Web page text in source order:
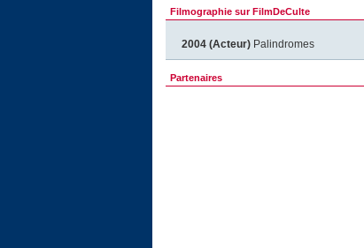
Filmographie sur FilmDeCulte
2004 (Acteur) Palindromes
Partenaires